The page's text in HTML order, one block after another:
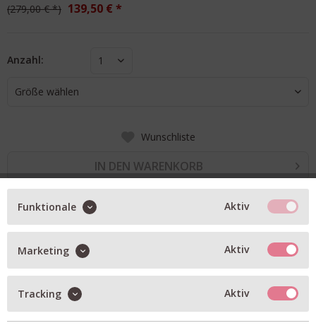
279,00 € * 139,50 € *
Anzahl: 1
Größe wählen
Wunschliste
IN DEN WARENKORB
BESCHREIBUNG
kurzer Overall in midnight
in Kleid-Optik
zwei Taschen vorne
Reißverschluss an Ärmeln und hinten
Funktionale Aktiv
Marketing Aktiv
Tracking Aktiv